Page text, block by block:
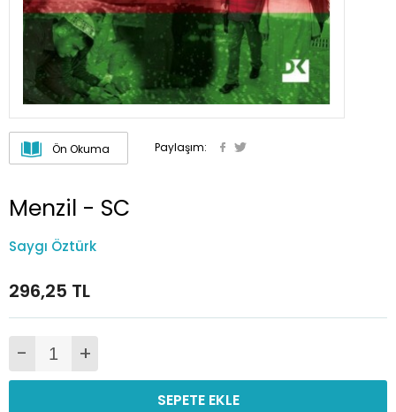
Ön Okuma Paylaşım:
Menzil - SC
Saygı Öztürk
296,25 TL
- +
SEPETE EKLE